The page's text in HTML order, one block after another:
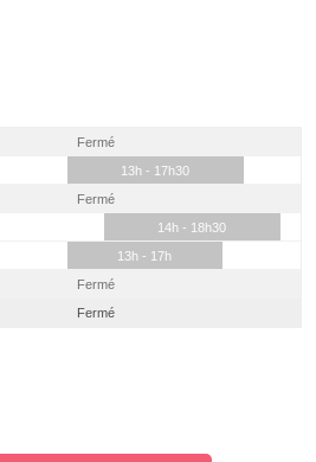
Fermé
13h - 17h30
Fermé
14h - 18h30
13h - 17h
Fermé
Fermé